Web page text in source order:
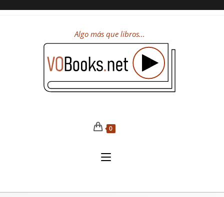
Algo más que libros...
0